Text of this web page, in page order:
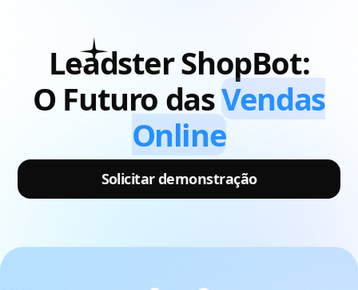
LeadsterShopBot:
O Futuro dasVendas
Online
Solicitar demonstração